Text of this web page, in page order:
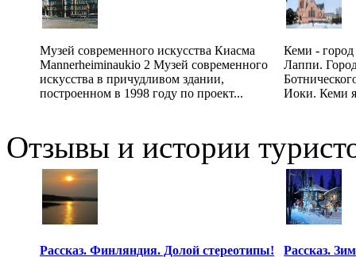
Музей современного искусства Киасма
Mannerheiminaukio 2 Музей современного
искусства в причудливом здании,
построенном в 1998 году по проект...
Кеми -
Лаппи.
Иоки. Кеми
Отзывы и истории
Рассказ. Финляндия. Долой стереотипы! Рассказ.